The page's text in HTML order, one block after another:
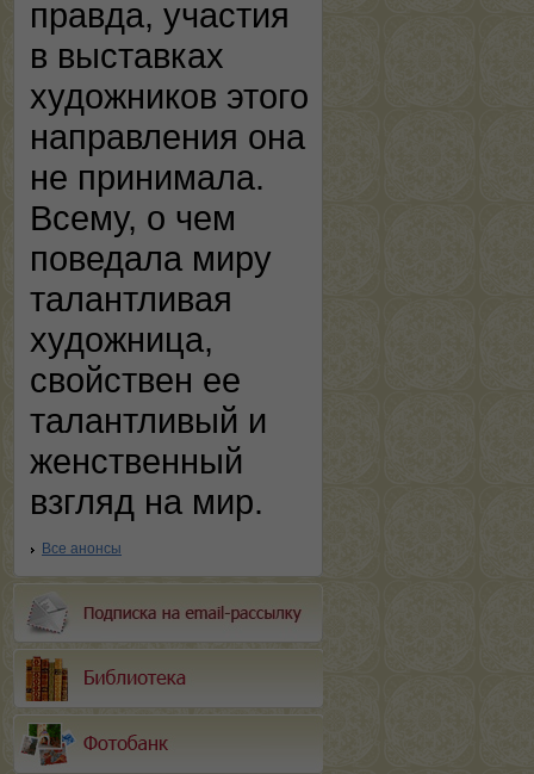
правда, участия
в выставках
художников этого
направления она
не принимала.
Всему, о чем
поведала миру
талантливая
художница,
свойствен ее
талантливый и
женственный
взгляд на мир.
Все анонсы